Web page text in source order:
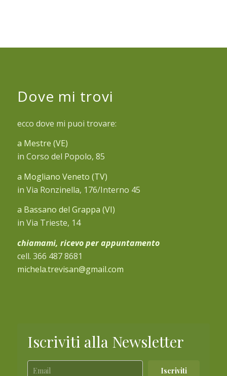
Dove mi trovi
ecco dove mi puoi trovare:
a Mestre (VE)
in Corso del Popolo, 85
a Mogliano Veneto (TV)
in Via Ronzinella, 176/Interno 45
a Bassano del Grappa (VI)
in Via Trieste, 14
chiamami, ricevo per appuntamento
cell. 366 487 8681
michela.trevisan@gmail.com
Iscriviti alla Newsletter
Iscriviti